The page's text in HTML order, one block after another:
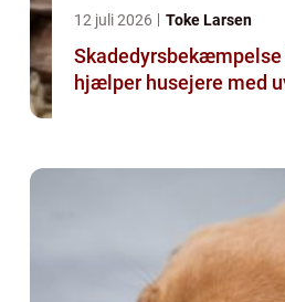
12 juli 2026 Toke Larsen
hjælper husejere med